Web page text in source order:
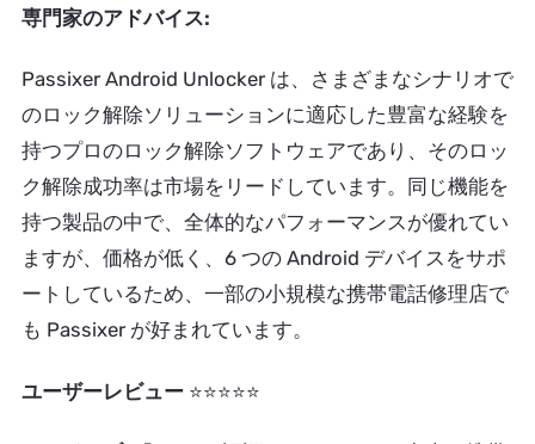
専門家のアドバイス:
Passixer Android Unlocker は、さまざまなシナリオで
のロック解除ソリューションに適応した豊富な経験を
持つプロのロック解除ソフトウェアであり、そのロッ
ク解除成功率は市場をリードしています。同じ機能を
持つ製品の中で、全体的なパフォーマンスが優れてい
ますが、価格が低く、6 つの Android デバイスをサポ
ートしているため、一部の小規模な携帯電話修理店で
も Passixer が好まれています。
ユーザーレビュー⭐⭐⭐⭐⭐